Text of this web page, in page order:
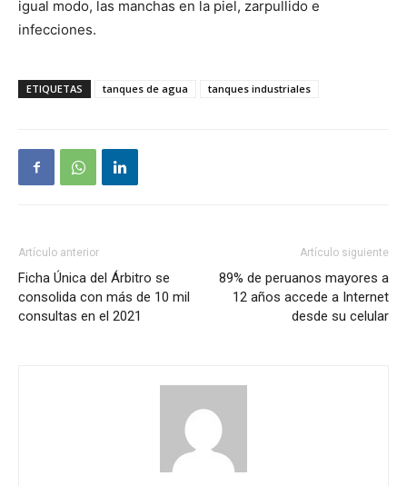
igual modo, las manchas en la piel, zarpullido e
infecciones.
ETIQUETAS tanques de agua tanques industriales
Artículo anterior
Ficha Única del Árbitro se
consolida con más de 10 mil
consultas en el 2021
Artículo siguiente
89% de peruanos mayores a
12 años accede a Internet
desde su celular